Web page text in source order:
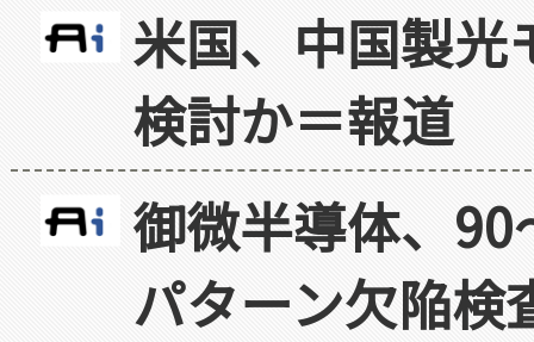
米国、中国製光
検討か＝報道
御微半導体、
パターン欠陥検